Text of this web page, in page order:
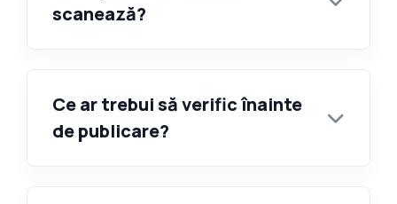
scanează?
Ce ar trebui să verific înainte
de publicare?